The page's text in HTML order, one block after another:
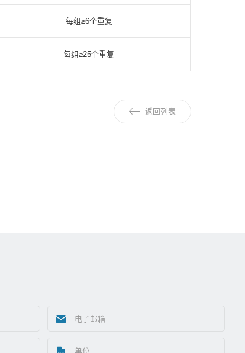
每组≥6个重复
每组≥25个重复
返回列表